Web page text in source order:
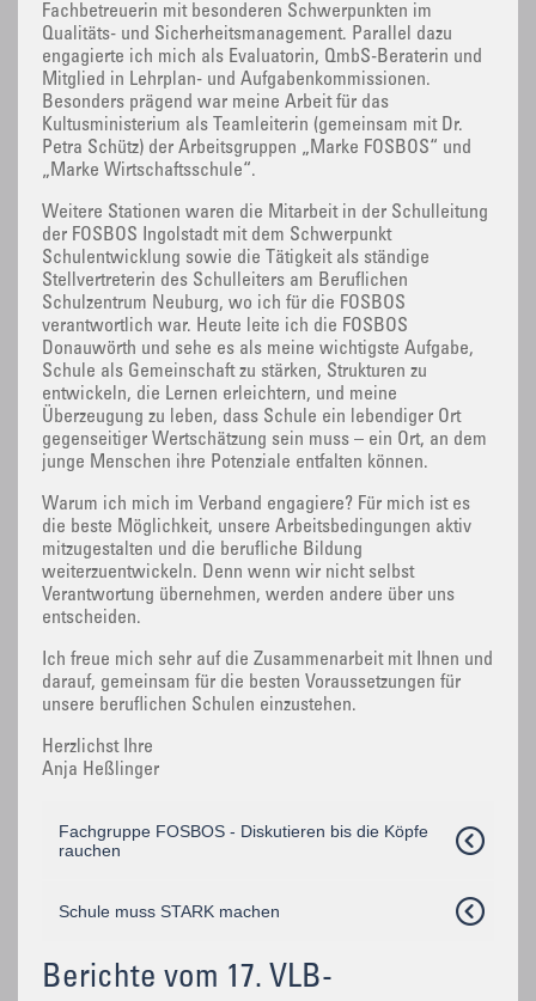
Fachbetreuerin mit besonderen Schwerpunkten im
Qualitäts- und Sicherheitsmanagement. Parallel dazu
engagierte ich mich als Evaluatorin, QmbS-Beraterin und
Mitglied in Lehrplan- und Aufgabenkommissionen.
Besonders prägend war meine Arbeit für das
Kultusministerium als Teamleiterin (gemeinsam mit Dr.
Petra Schütz) der Arbeitsgruppen „Marke FOSBOS“ und
„Marke Wirtschaftsschule“.
Weitere Stationen waren die Mitarbeit in der Schulleitung
der FOSBOS Ingolstadt mit dem Schwerpunkt
Schulentwicklung sowie die Tätigkeit als ständige
Stellvertreterin des Schulleiters am Beruflichen
Schulzentrum Neuburg, wo ich für die FOSBOS
verantwortlich war. Heute leite ich die FOSBOS
Donauwörth und sehe es als meine wichtigste Aufgabe,
Schule als Gemeinschaft zu stärken, Strukturen zu
entwickeln, die Lernen erleichtern, und meine
Überzeugung zu leben, dass Schule ein lebendiger Ort
gegenseitiger Wertschätzung sein muss – ein Ort, an dem
junge Menschen ihre Potenziale entfalten können.
Warum ich mich im Verband engagiere? Für mich ist es
die beste Möglichkeit, unsere Arbeitsbedingungen aktiv
mitzugestalten und die berufliche Bildung
weiterzuentwickeln. Denn wenn wir nicht selbst
Verantwortung übernehmen, werden andere über uns
entscheiden.
Ich freue mich sehr auf die Zusammenarbeit mit Ihnen und
darauf, gemeinsam für die besten Voraussetzungen für
unsere beruflichen Schulen einzustehen.
Herzlichst Ihre
Anja Heßlinger
Fachgruppe FOSBOS - Diskutieren bis die Köpfe
rauchen
Schule muss STARK machen
Berichte vom 17. VLB-